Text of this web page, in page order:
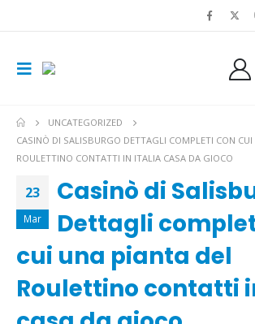
UNCATEGORIZED
CASINÒ DI SALISBURGO DETTAGLI COMPLETI CON
ROULETTINO CONTATTI IN ITALIA CASA DA GIOCO
23
Mar
Casinò di
Dettagli
cui una pianta del
Roulettino contatti